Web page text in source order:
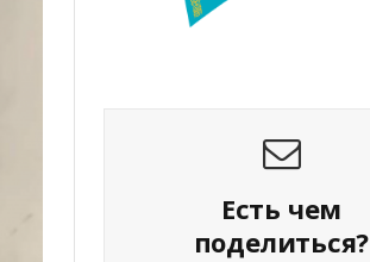
Есть чем
поделиться?